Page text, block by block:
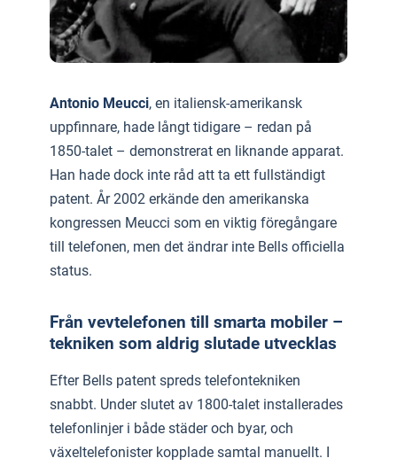
Antonio Meucci, en italiensk-amerikansk
uppfinnare, hade långt tidigare – redan på
1850-talet – demonstrerat en liknande apparat.
Han hade dock inte råd att ta ett fullständigt
patent. År 2002 erkände den amerikanska
kongressen Meucci som en viktig föregångare
till telefonen, men det ändrar inte Bells officiella
status.
Från vevtelefonen till smarta mobiler –
tekniken som aldrig slutade utvecklas
Efter Bells patent spreds telefontekniken
snabbt. Under slutet av 1800-talet installerades
telefonlinjer i både städer och byar, och
växeltelefonister kopplade samtal manuellt. I